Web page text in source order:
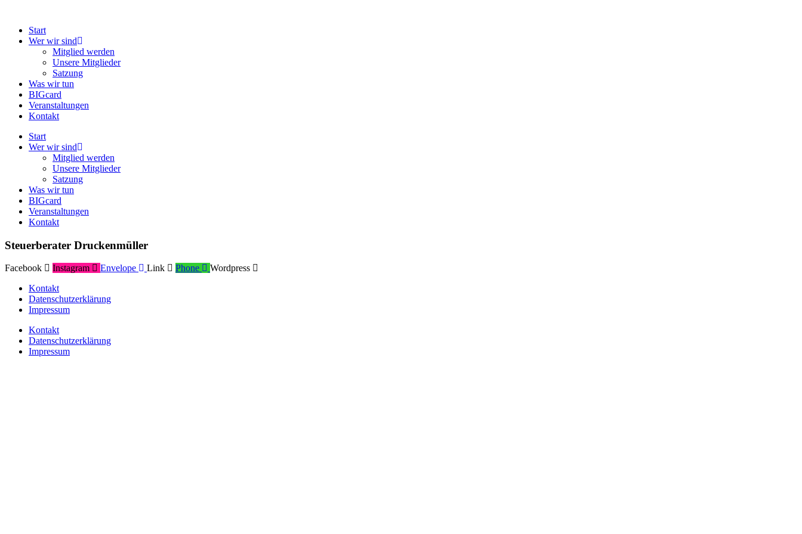
springenStart
Wer wir sind
Mitglied werden
Unsere Mitglieder
Satzung
Was wir tun
BIGcard
Veranstaltungen
Kontakt
Start
Wer wir sind
Mitglied werden
Unsere Mitglieder
Satzung
Was wir tun
BIGcard
Veranstaltungen
Kontakt
Steuerberater Druckenmüller
Facebook Instagram Envelope Link Phone
Wordpress
Kontakt
Datenschutzerklärung
Impressum
Kontakt
Datenschutzerklärung
Impressum